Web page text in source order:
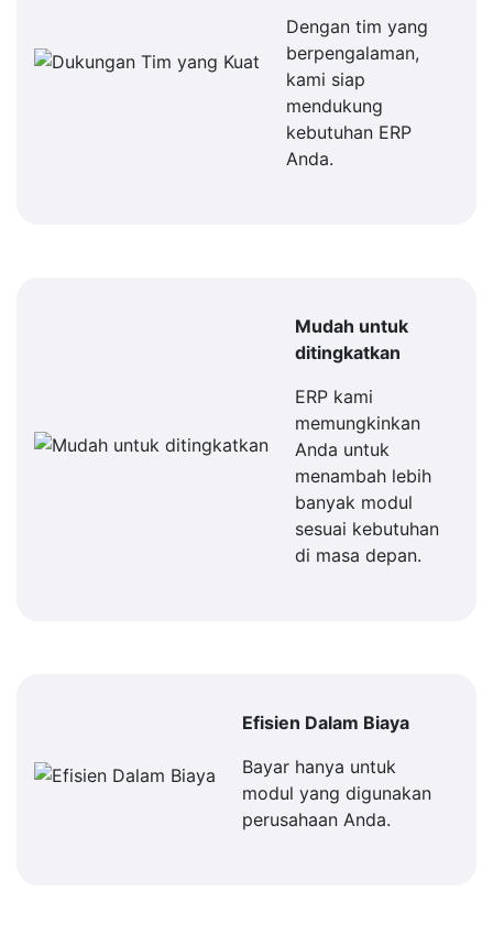
Dengan tim yang
berpengalaman,
kami siap
mendukung
kebutuhan ERP
Anda.
Mudah untuk
ditingkatkan
ERP kami
memungkinkan
Anda untuk
menambah lebih
banyak modul
sesuai kebutuhan
di masa depan.
Efisien Dalam Biaya
Bayar hanya untuk
modul yang digunakan
perusahaan Anda.